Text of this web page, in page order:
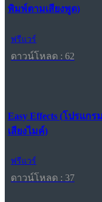
พิมพ์ตามเสียงพูด)
ฟรีแวร์
ดาวน์โหลด : 62
Easy Effects (โปรแก
เสียงไมค์)
ฟรีแวร์
ดาวน์โหลด : 37